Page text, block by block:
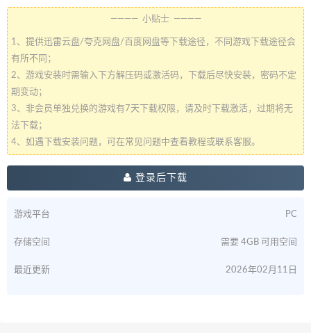
———— 小贴士 ————
1、提供迅雷云盘/夸克网盘/百度网盘等下载途径，不同游戏下载途径会
有所不同；
2、游戏安装时需输入下方解压码或激活码，下载后尽快安装，密码不定
期变动；
3、非会员单独兑换的游戏有7天下载权限，请及时下载激活，过期将无
法下载；
4、如遇下载安装问题，可在常见问题中查看教程或联系客服。
登录后下载
游戏平台 PC
存储空间 需要 4GB 可用空间
最近更新 2026年02月11日